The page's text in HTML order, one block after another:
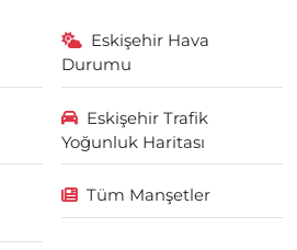
Eskişehir Hava
Durumu
Eskişehir Trafik
Yoğunluk Haritası
Tüm Manşetler